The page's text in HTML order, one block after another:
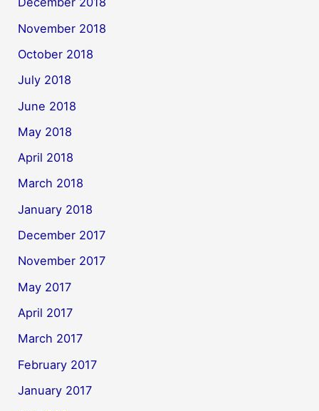
November 2018
October 2018
July 2018
June 2018
May 2018
April 2018
March 2018
January 2018
December 2017
November 2017
May 2017
April 2017
March 2017
February 2017
January 2017